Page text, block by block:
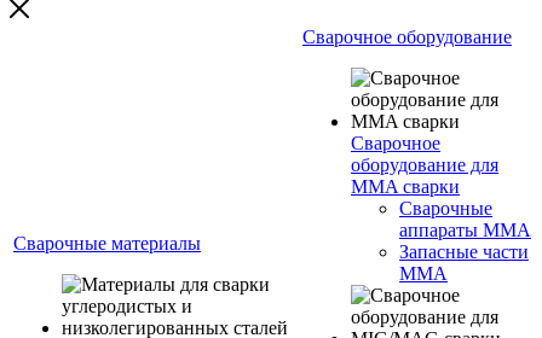
Сварочные материалы
Сварочное оборудование
Сварочное
оборудование для
MMA сварки
Сварочные
аппараты MMA
Запасные части
MMA